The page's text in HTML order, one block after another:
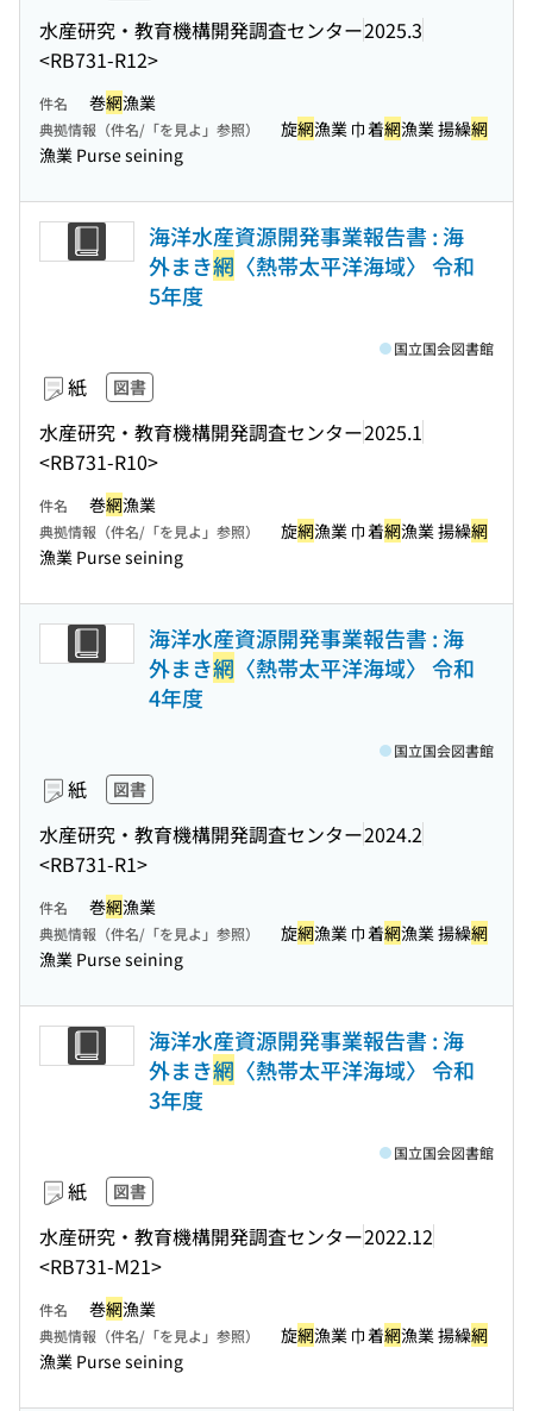
水産研究・教育機構開発調査センター2025.3
<RB731-R12>
件名 巻網漁業
典拠情報（件名/「を見よ」参照） 旋網漁業 巾着網漁業 揚繰網
漁業 Purse seining
海洋水産資源開発事業報告書 : 海
外まき網 〈熱帯太平洋海域〉 令和
5年度
紙 図書
水産研究・教育機構開発調査センター2025.1
<RB731-R10>
国立国会図書館
件名 巻網漁業
典拠情報（件名/「を見よ」参照） 旋網漁業 巾着網漁業 揚繰網
漁業 Purse seining
海洋水産資源開発事業報告書 : 海
外まき網 〈熱帯太平洋海域〉 令和
4年度
紙 図書
水産研究・教育機構開発調査センター2024.2
<RB731-R1>
国立国会図書館
件名 巻網漁業
典拠情報（件名/「を見よ」参照） 旋網漁業 巾着網漁業 揚繰網
漁業 Purse seining
海洋水産資源開発事業報告書 : 海
外まき網 〈熱帯太平洋海域〉 令和
3年度
紙 図書
水産研究・教育機構開発調査センター2022.12
<RB731-M21>
国立国会図書館
件名 巻網漁業
典拠情報（件名/「を見よ」参照） 旋網漁業 巾着網漁業 揚繰網
漁業 Purse seining